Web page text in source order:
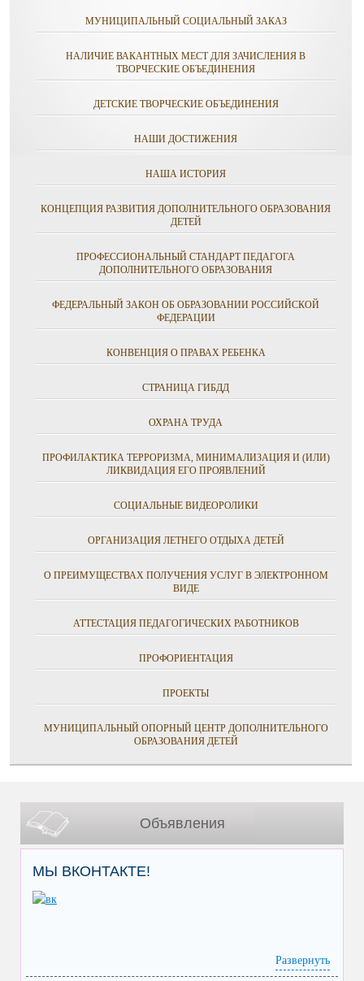
МУНИЦИПАЛЬНЫЙ СОЦИАЛЬНЫЙ ЗАКАЗ
НАЛИЧИЕ ВАКАНТНЫХ МЕСТ ДЛЯ ЗАЧИСЛЕНИЯ В
ТВОРЧЕСКИЕ ОБЪЕДИНЕНИЯ
ДЕТСКИЕ ТВОРЧЕСКИЕ ОБЪЕДИНЕНИЯ
НАШИ ДОСТИЖЕНИЯ
НАША ИСТОРИЯ
КОНЦЕПЦИЯ РАЗВИТИЯ ДОПОЛНИТЕЛЬНОГО ОБРАЗОВАНИЯ
ДЕТЕЙ
ПРОФЕССИОНАЛЬНЫЙ СТАНДАРТ ПЕДАГОГА
ДОПОЛНИТЕЛЬНОГО ОБРАЗОВАНИЯ
ФЕДЕРАЛЬНЫЙ ЗАКОН ОБ ОБРАЗОВАНИИ РОССИЙСКОЙ
ФЕДЕРАЦИИ
КОНВЕНЦИЯ О ПРАВАХ РЕБЕНКА
СТРАНИЦА ГИБДД
ОХРАНА ТРУДА
ПРОФИЛАКТИКА ТЕРРОРИЗМА, МИНИМАЛИЗАЦИЯ И (ИЛИ)
ЛИКВИДАЦИЯ ЕГО ПРОЯВЛЕНИЙ
СОЦИАЛЬНЫЕ ВИДЕОРОЛИКИ
ОРГАНИЗАЦИЯ ЛЕТНЕГО ОТДЫХА ДЕТЕЙ
О ПРЕИМУЩЕСТВАХ ПОЛУЧЕНИЯ УСЛУГ В ЭЛЕКТРОННОМ
ВИДЕ
АТТЕСТАЦИЯ ПЕДАГОГИЧЕСКИХ РАБОТНИКОВ
ПРОФОРИЕНТАЦИЯ
ПРОЕКТЫ
МУНИЦИПАЛЬНЫЙ ОПОРНЫЙ ЦЕНТР ДОПОЛНИТЕЛЬНОГО
ОБРАЗОВАНИЯ ДЕТЕЙ
Объявления
МЫ ВКОНТАКТЕ!
Развернуть